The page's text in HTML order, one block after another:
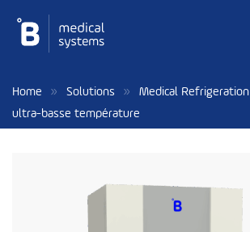
contenu
Home » Solutions » Medical Refrigeration
ultra-basse température